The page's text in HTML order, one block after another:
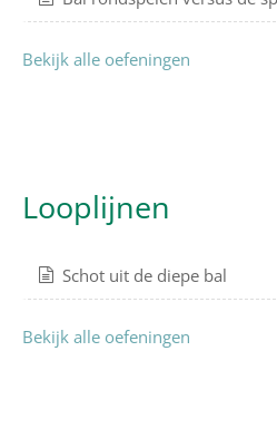
Bekijk alle oefeningen
Looplijnen
Schot uit de diepe bal
Bekijk alle oefeningen